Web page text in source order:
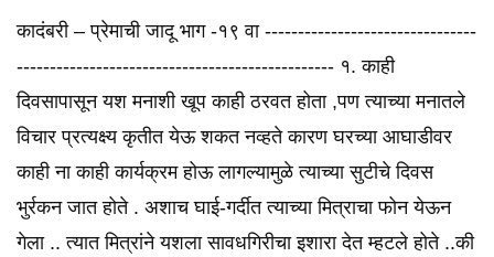
कादंबरी – प्रेमाची जादू भाग -१९ वा --------------------------------
------------------------------------------------ १. काही
दिवसापासून यश मनाशी खूप काही ठरवत होता ,पण त्याच्या मनातले
विचार प्रत्यक्ष्य कृतीत येऊ शकत नव्हते कारण घरच्या आघाडीवर
काही ना काही कार्यक्रम होऊ लागल्यामुळे त्याच्या सुटीचे दिवस
भुर्रकन जात होते . अशाच घाई-गर्दीत त्याच्या मित्राचा फोन येऊन
गेला .. त्यात मित्रांने यशला सावधगिरीचा इशारा देत म्हटले होते ..की